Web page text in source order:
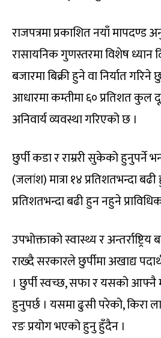
राजपत्रमा प्रकाशित नयाँ मापदण्ड
रासायनिक गुणस्तरमा विशेष ध्यान
बजारमा बिक्री हुने वा निर्यात
आधारमा कम्तीमा ६० प्रतिशत कुल
अनिवार्य व्यवस्था गरिएको छ ।
छुर्पी कडा र राम्ररी सुकेको हुनुपर्ने
(जलांश) मात्रा १४ प्रतिशतभन्दा
प्रतिशतभन्दा बढी हुन नहुने
उपभोक्ताको स्वास्थ्य र
राख्दै सरकारले छुर्पीमा अखाद्य
। छुर्पी स्वच्छ, सफा र यसको आफ्नै
हुनुपर्छ । यसमा ढुसी परेको, किरा
रङ प्रयोग भएको हुनु हुँदैन ।